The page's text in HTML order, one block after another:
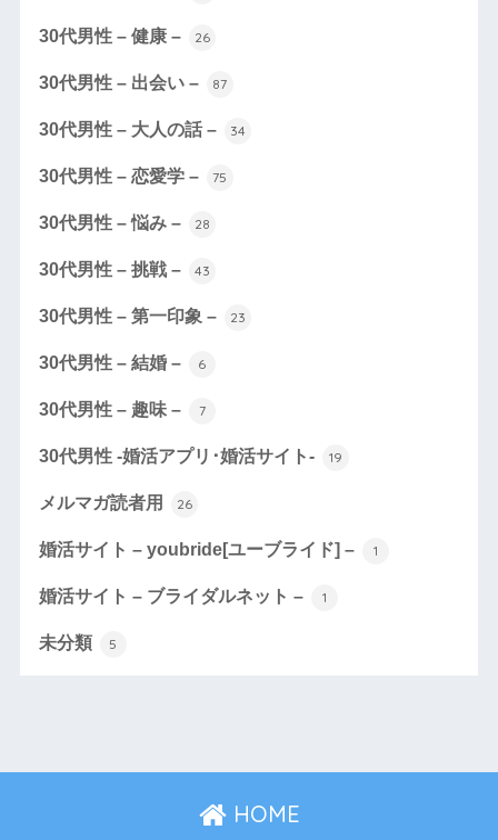
30代男性 – 健康 – 26
30代男性 – 出会い – 87
30代男性 – 大人の話 – 34
30代男性 – 恋愛学 – 75
30代男性 – 悩み – 28
30代男性 – 挑戦 – 43
30代男性 – 第一印象 – 23
30代男性 – 結婚 – 6
30代男性 – 趣味 – 7
30代男性 -婚活アプリ･婚活サイト- 19
メルマガ読者用 26
婚活サイト – youbride[ユーブライド] – 1
婚活サイト – ブライダルネット – 1
未分類 5
HOME